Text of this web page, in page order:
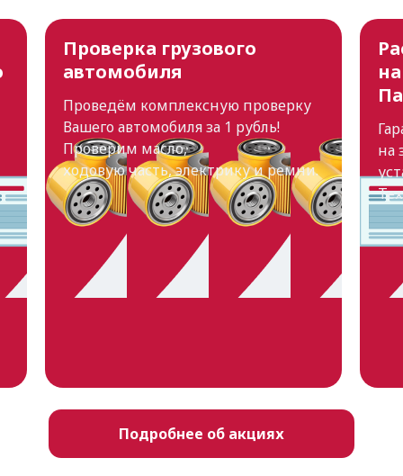
Проверка грузового
автомобиля
Проведём комплексную проверку
Вашего автомобиля за 1 рубль!
Проверим масло,
ходовую часть, электрику и ремни.
на
Подробнее об акциях